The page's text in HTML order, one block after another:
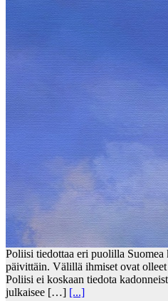
Poliisi tiedottaa eri puolilla Suomea
päivittäin. Välillä ihmiset ovat
Poliisi ei koskaan tiedota
julkaisee […] [...]